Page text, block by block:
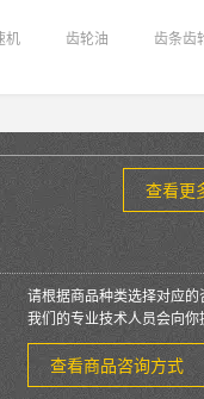
机 齿轮油 齿条齿
查看更
请根据商品种类选择对应的
我们的专业技术人员会向你
查看商品咨询方式